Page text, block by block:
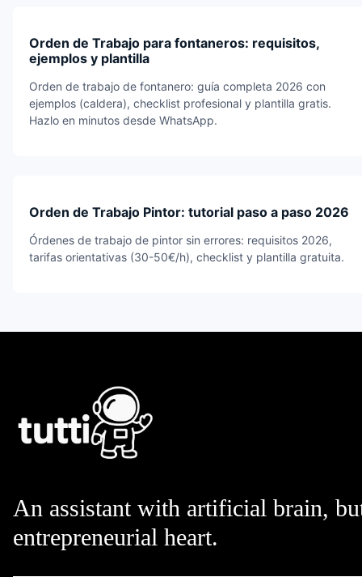
Orden de Trabajo para fontaneros: requisitos,
ejemplos y plantilla
Orden de trabajo de fontanero: guía completa 2026 con
ejemplos (caldera), checklist profesional y plantilla gratis.
Hazlo en minutos desde WhatsApp.
Orden de Trabajo Pintor: tutorial paso a paso 2026
Órdenes de trabajo de pintor sin errores: requisitos 2026,
tarifas orientativas (30-50€/h), checklist y plantilla gratuita.
An assistant with artificial brain,
entrepreneurial heart.